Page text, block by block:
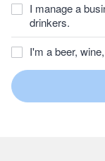
I manage a
drinkers.
I'm a beer,